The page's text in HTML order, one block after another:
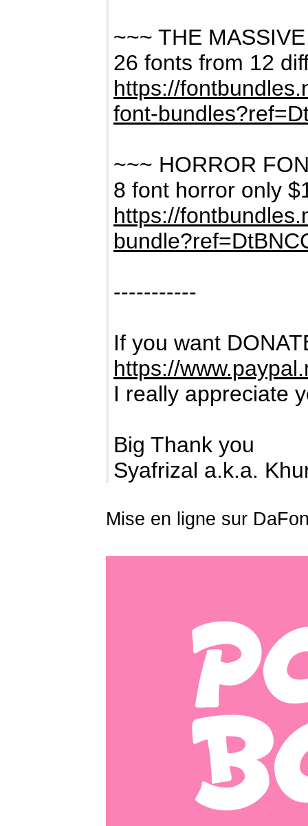
~~~ THE
26 fonts from 12
https://
font-
~~~ HORROR
8 font horror only
https://
-----------
If you want
https://
I really appreciate
Big Thank you
Syafrizal a.k.a.
Mise en ligne sur